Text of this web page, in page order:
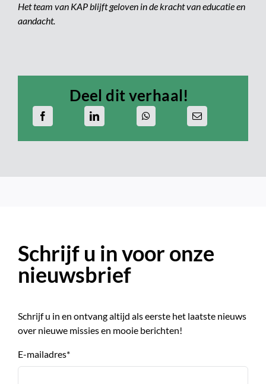
Het team van KAP blijft geloven in de kracht van educatie en
aandacht.
Deel dit verhaal!
Schrijf u in voor onze
nieuwsbrief
Schrijf u in en ontvang altijd als eerste het laatste nieuws
over nieuwe missies en mooie berichten!
E-mailadres*